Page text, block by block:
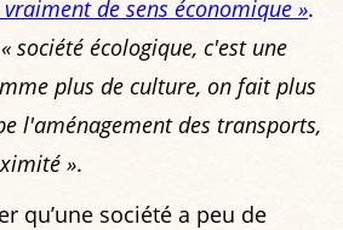
de sens économique ».
« société écologique, c'est une
plus de culture, on fait plus
l'aménagement des transports,
».
qu’une société a peu de